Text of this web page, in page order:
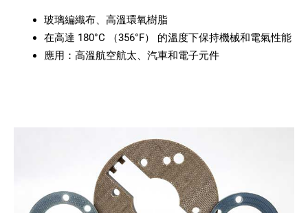
玻璃編織布、高溫環氧樹脂
在高達 180°C （356°F） 的溫度下保持機械和電氣性能
應用：高溫航空航太、汽車和電子元件